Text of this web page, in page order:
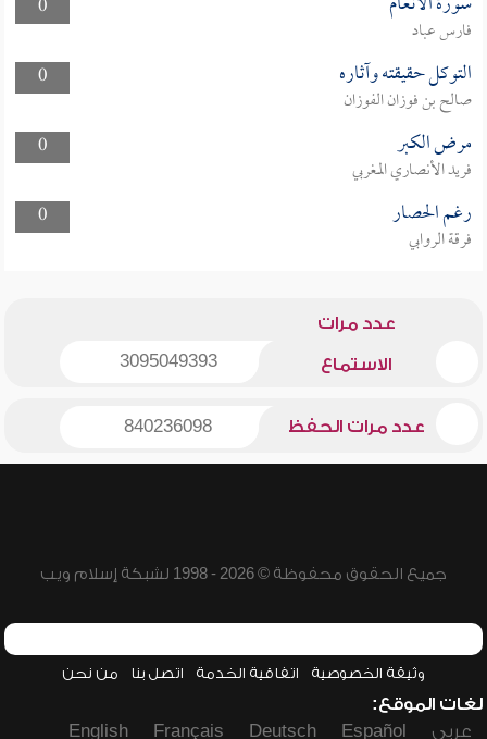
0
فارس عباد
0
التوكل حقيقته وآثاره
صالح بن فوزان الفوزان
0
مرض الكبر
فريد الأنصاري المغربي
0
رغم الحصار
فرقة الروابي
عدد مرات
الاستماع 3095049393
عدد مرات الحفظ 840236098
جميع الحقوق محفوظة © 2026 - 1998 لشبكة إسلام ويب
وثيقة الخصوصية اتفاقية الخدمة اتصل بنا من نحن
لغات الموقع:
عربي
Español
Deutsch
Français
English